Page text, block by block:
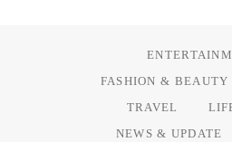
FASHION & BEAUTY
TRAVEL
NEWS & UPDATE